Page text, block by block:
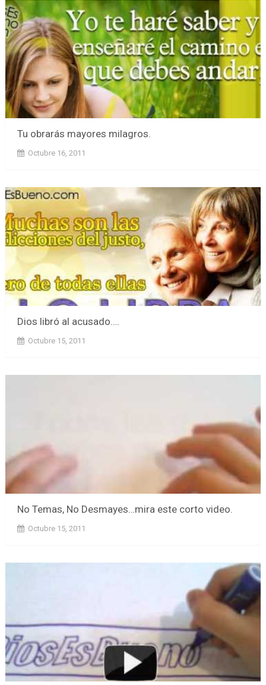
Tu obrarás mayores milagros.
Octubre 16, 2011
Dios libró al acusado….
Octubre 15, 2011
No Temas, No Desmayes…mira este corto video.
Octubre 15, 2011